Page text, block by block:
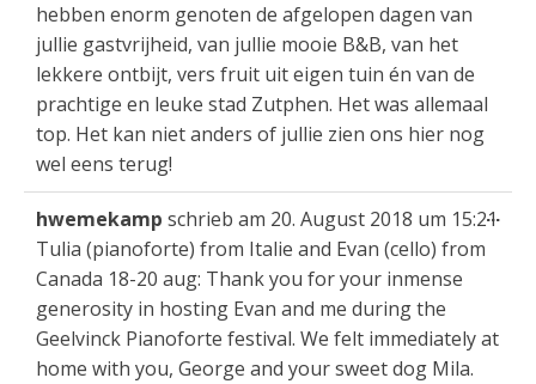
hebben enorm genoten de afgelopen dagen van
jullie gastvrijheid, van jullie mooie B&B, van het
lekkere ontbijt, vers fruit uit eigen tuin én van de
prachtige en leuke stad Zutphen. Het was allemaal
top. Het kan niet anders of jullie zien ons hier nog
wel eens terug!
hwemekamp schrieb am 20. August 2018 um 15:21
Tulia (pianoforte) from Italie and Evan (cello) from
Canada 18-20 aug: Thank you for your inmense
generosity in hosting Evan and me during the
Geelvinck Pianoforte festival. We felt immediately at
home with you, George and your sweet dog Mila.
...